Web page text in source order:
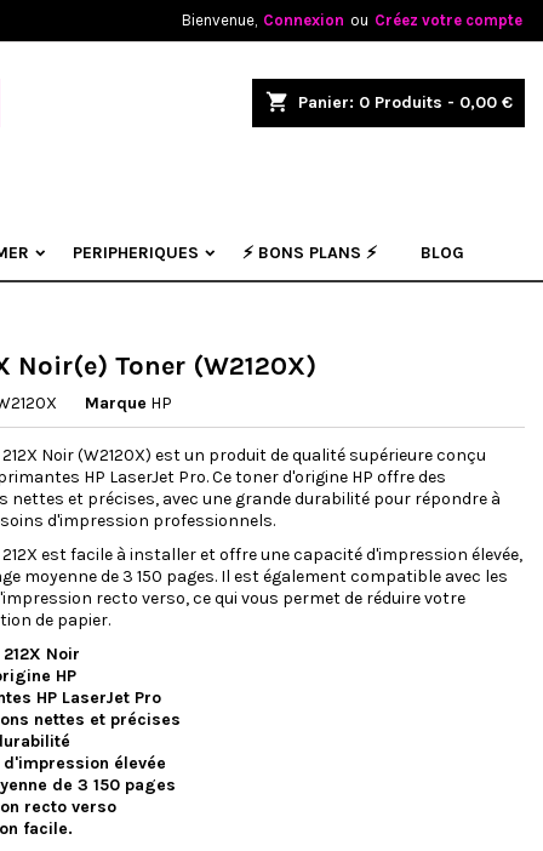
Bienvenue, Connexion ou Créez votre compte
shopping_cart Panier: 0 Produits - 0,00 €
PERIPHERIQUES ⚡ BONS PLANS ⚡ BLOG
Noir(e) Toner (W2120X)
Marque HP
212X Noir (W2120X) est un produit de qualité supérieure conçu
HP LaserJet Pro. Ce toner d'origine HP offre des
nettes et précises, avec une grande durabilité pour répondre à
d'impression professionnels.
212X est facile à installer et offre une capacité d'impression élevée,
moyenne de 3 150 pages. Il est également compatible avec les
recto verso, ce qui vous permet de réduire votre
de papier.
212X Noir
HP
HP LaserJet Pro
nettes et précises
d'impression élevée
de 3 150 pages
recto verso
facile.